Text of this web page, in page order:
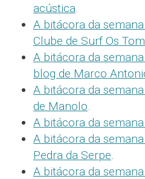
acústica.
A bitácora da
Clube de Surf Os
A bitácora da
blog de Marco
A bitácora da
de Manolo.
A bitácora da
A bitácora da
Pedra da Serpe.
A bitácora da